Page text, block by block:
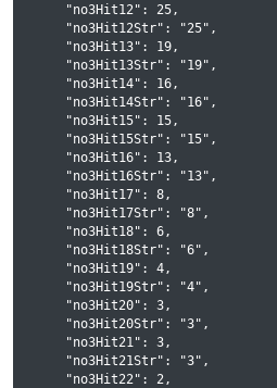
    "no3Hit12": 25,
    "no3Hit12Str": "25",
    "no3Hit13": 19,
    "no3Hit13Str": "19",
    "no3Hit14": 16,
    "no3Hit14Str": "16",
    "no3Hit15": 15,
    "no3Hit15Str": "15",
    "no3Hit16": 13,
    "no3Hit16Str": "13",
    "no3Hit17": 8,
    "no3Hit17Str": "8",
    "no3Hit18": 6,
    "no3Hit18Str": "6",
    "no3Hit19": 4,
    "no3Hit19Str": "4",
    "no3Hit20": 3,
    "no3Hit20Str": "3",
    "no3Hit21": 3,
    "no3Hit21Str": "3",
    "no3Hit22": 2,